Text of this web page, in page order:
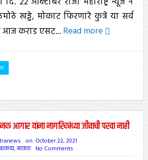
खड्डे, मोकाट फिरणारे कुत्रे या सर्व
आज कराड एसट... Read more
आगार यांना नागरिकांच्या जीवाची परवा नाही
on: October 22, 2021
,सातारा No Comments